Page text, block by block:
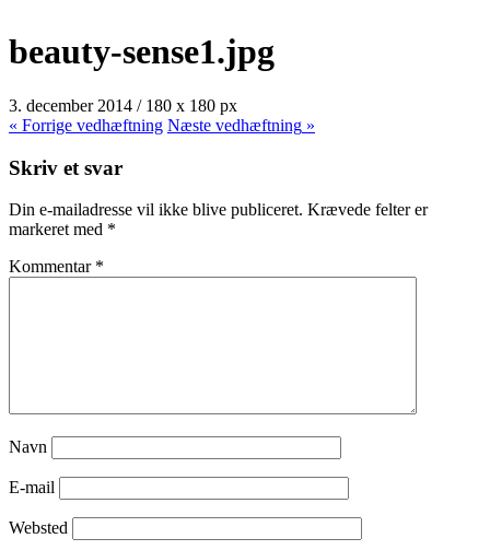
beauty-sense1.jpg
3. december 2014 / 180 x 180 px
« Forrige vedhæftning Næste vedhæftning »
Skriv et svar
Din e-mailadresse vil ikke blive publiceret. Krævede felter er
markeret med *
Kommentar *
Navn
E-mail
Websted